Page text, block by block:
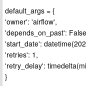
default_args = {
'owner': 'airflow',
'depends_on_past':
'start_date':
'retries': 1,
'retry_delay':
}